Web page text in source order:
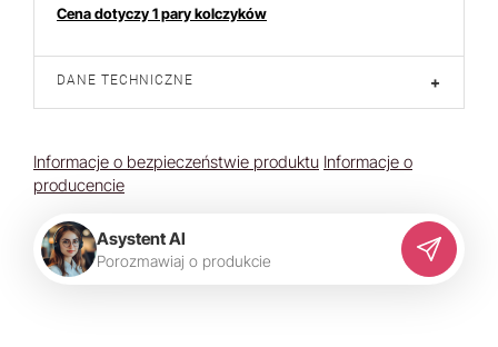
Cena dotyczy 1 pary kolczyków
DANE TECHNICZNE +
Informacje o bezpieczeństwie produktu Informacje o
producencie
Asystent AI
Porozmawiaj o produkcie